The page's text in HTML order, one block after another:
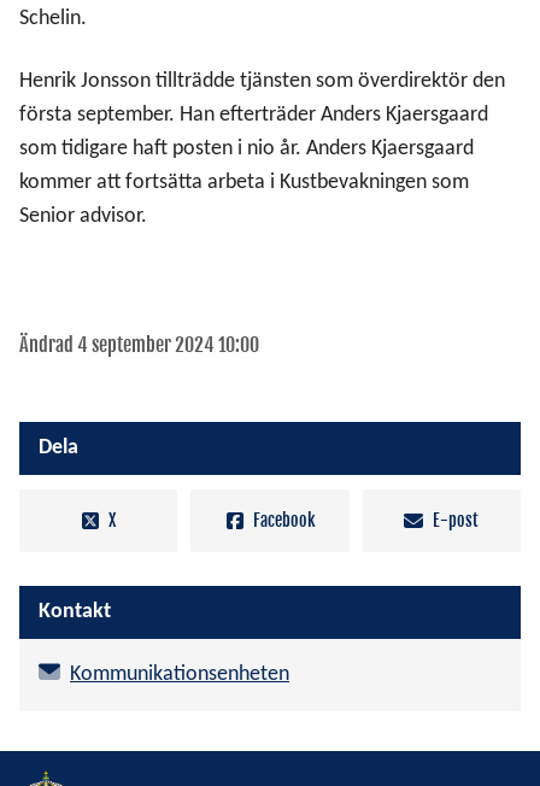
Schelin.
Henrik Jonsson tillträdde tjänsten som överdirektör den
första september. Han efterträder Anders Kjaersgaard
som tidigare haft posten i nio år. Anders Kjaersgaard
kommer att fortsätta arbeta i Kustbevakningen som
Senior advisor.
Ändrad 4 september 2024 10:00
Dela
X Facebook E-post
Kontakt
Kommunikationsenheten